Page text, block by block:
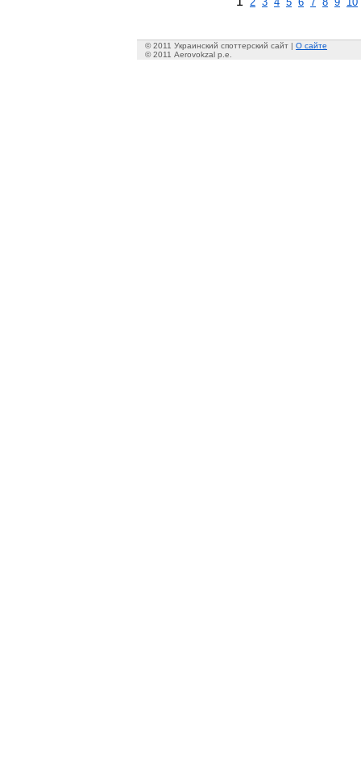
© 2011 Украинский споттерский сайт | О сайте
© 2011 Aerovokzal p.e.